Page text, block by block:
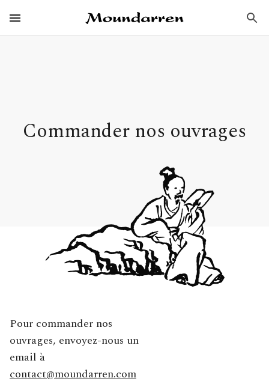
au
contenu
Principal
Éditions Moundarren
Ouvrir /
Commander nos ouvrages
Pour commander nos
ouvrages, envoyez-nous un
email à
contact@moundarren.com